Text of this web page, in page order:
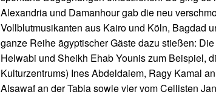
Alexandria und Damanhour gab die neu
Vollblutmusikanten aus Kairo und Köln, Bagdad
ganze Reihe ägyptischer Gäste dazu stießen:
Helwabi und Sheikh Ehab Younis zum Beispiel,
Kulturzentrums) Ines Abdeldaiem, Ragy Kamal
Alsawaf an der Tabla sowie vier vom Cellisten